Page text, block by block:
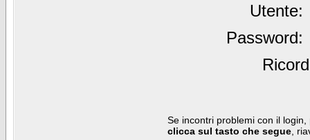
Utente:
Password:
Se incontri problemi con il
clicca sul tasto che segue ,